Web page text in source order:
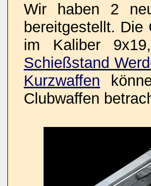
Wir haben 2
bereitgestellt. Die
im Kaliber
Schießstand
Kurzwaffen
Clubwaffen